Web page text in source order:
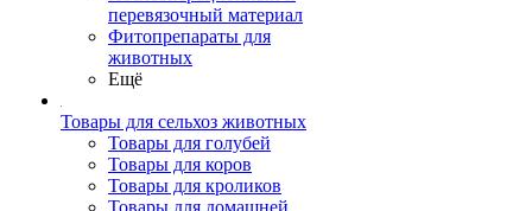
перевязочный материал
Фитопрепараты для
животных
Ещё
Товары для сельхоз животных
Товары для голубей
Товары для коров
Товары для кроликов
Товары для домашней